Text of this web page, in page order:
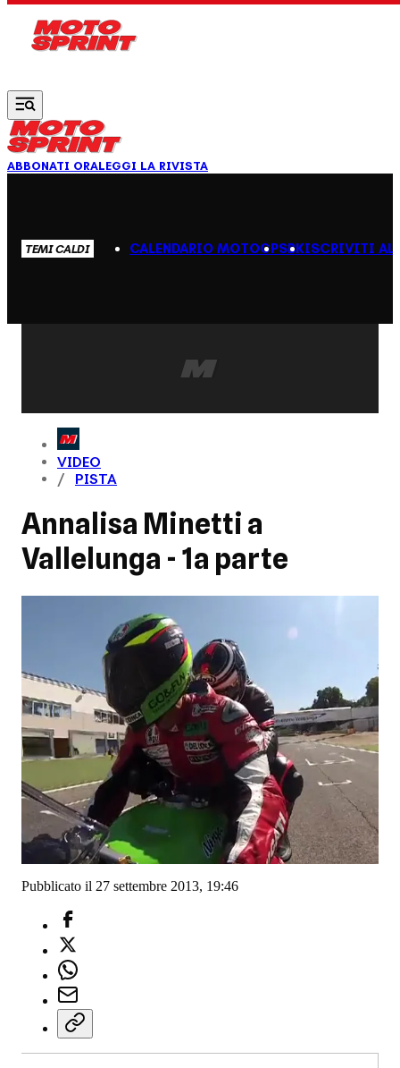
ABBONATI ORALEGGI LA RIVISTA
TEMI CALDI CALENDARIO MOTOGPSBKISCRIVITI AL
VIDEO
PISTA
Annalisa Minetti a
Vallelunga - 1a parte
Pubblicato il 27 settembre 2013, 19:46